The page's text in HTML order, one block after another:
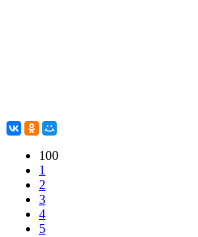
100
1
2
3
4
5